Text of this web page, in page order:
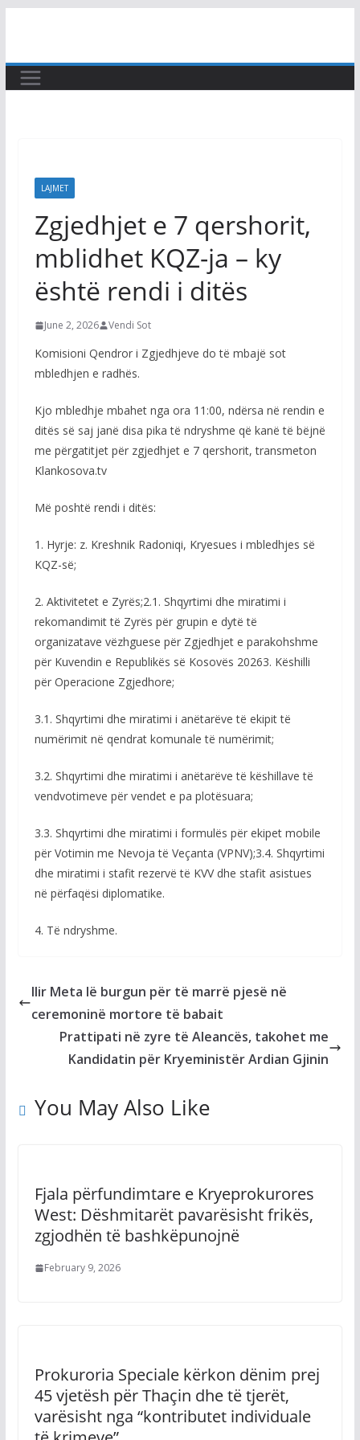
content
LAJMET
Zgjedhjet e 7 qershorit,
mblidhet KQZ-ja – ky
është rendi i ditës
June 2, 2026 Vendi Sot
Komisioni Qendror i Zgjedhjeve do të mbajë sot
mbledhjen e radhës.
Kjo mbledhje mbahet nga ora 11:00, ndërsa në rendin e
ditës së saj janë disa pika të ndryshme që kanë të bëjnë
me përgatitjet për zgjedhjet e 7 qershorit, transmeton
Klankosova.tv
Më poshtë rendi i ditës:
1. Hyrje: z. Kreshnik Radoniqi, Kryesues i mbledhjes së
KQZ-së;
2. Aktivitetet e Zyrës;2.1. Shqyrtimi dhe miratimi i
rekomandimit të Zyrës për grupin e dytë të
organizatave vëzhguese për Zgjedhjet e parakohshme
për Kuvendin e Republikës së Kosovës 20263. Këshilli
për Operacione Zgjedhore;
3.1. Shqyrtimi dhe miratimi i anëtarëve të ekipit të
numërimit në qendrat komunale të numërimit;
3.2. Shqyrtimi dhe miratimi i anëtarëve të këshillave të
vendvotimeve për vendet e pa plotësuara;
3.3. Shqyrtimi dhe miratimi i formulës për ekipet mobile
për Votimin me Nevoja të Veçanta (VPNV);3.4. Shqyrtimi
dhe miratimi i stafit rezervë të KVV dhe stafit asistues
në përfaqësi diplomatike.
4. Të ndryshme.
Ilir Meta lë burgun për të marrë pjesë në
ceremoninë mortore të babait
Prattipati në zyre të Aleancës, takohet me
Kandidatin për Kryeministër Ardian Gjinin
You May Also Like
Fjala përfundimtare e Kryeprokurores
West: Dëshmitarët pavarësisht frikës,
zgjodhën të bashkëpunojnë
February 9, 2026
Prokuroria Speciale kërkon dënim prej
45 vjetësh për Thaçin dhe të tjerët,
varësisht nga “kontributet individuale